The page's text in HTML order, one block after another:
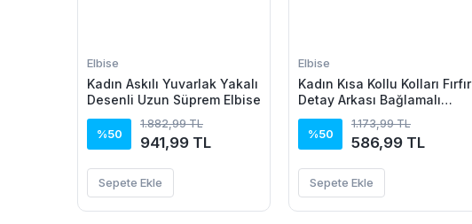
Elbise
Kadın Askılı Yuvarlak Yakalı
Desenli Uzun Süprem Elbise
%50
1.882,99 TL
941,99 TL
Sepete Ekle
Elbise
Kadın Kısa Kollu Kolları Fırfır
Detay Arkası Bağlamalı
Leopar Desen Kolsuz Mini
Mikro Elbise
%50
1.173,99 TL
586,99 TL
Sepete Ekle